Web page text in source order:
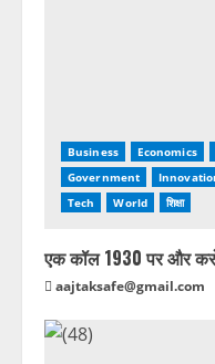
Business Economics
Government
Tech
World शिक्षा
एक कॉल 1930 पर और
aajtaksafe@gmail.com